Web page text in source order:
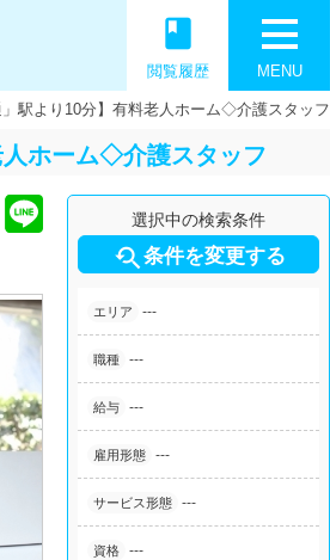
MENU
book
閲覧履歴
駅より10分】有料老人ホーム◇介護スタッフ
人ホーム◇介護スタッフ
選択中の検索条件
条件を変更する
エリア ---
職種 ---
給与 ---
雇用形態 ---
サービス形態 ---
資格 ---